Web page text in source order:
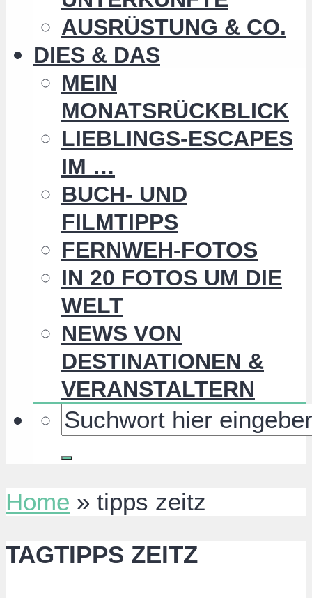
AUSRÜSTUNG & CO.
DIES & DAS
MEIN
MONATSRÜCKBLICK
LIEBLINGS-ESCAPES
IM …
BUCH- UND
FILMTIPPS
FERNWEH-FOTOS
IN 20 FOTOS UM DIE
WELT
NEWS VON
DESTINATIONEN &
VERANSTALTERN
Home » tipps zeitz
TAGTIPPS ZEITZ